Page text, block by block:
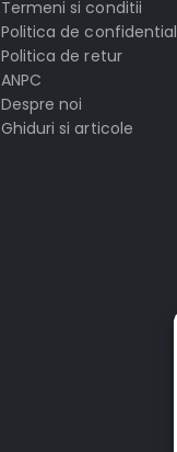
Termeni si conditii
Politica de
Politica de retur
ANPC
Despre noi
Ghiduri si articole